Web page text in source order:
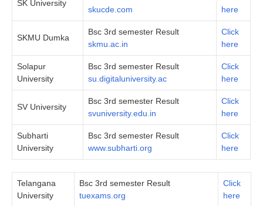
SK University
skucde.com
here
SKMU Dumka
Bsc 3rd semester Result
skmu.ac.in
Click
here
Solapur
University
Bsc 3rd semester Result
su.digitaluniversity.ac
Click
here
SV University
Bsc 3rd semester Result
svuniversity.edu.in
Click
here
Subharti
University
Bsc 3rd semester Result
www.subharti.org
Click
here
Telangana
University
Bsc 3rd semester Result
tuexams.org
Click
here